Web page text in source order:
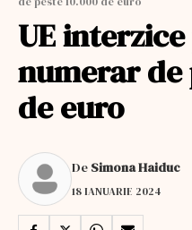
UE
numerar de
de euro
De Simona Haiduc
18 IANUARIE 2024